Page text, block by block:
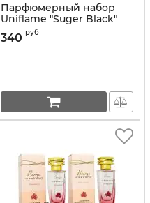
Парфюмерный набор
Uniflame "Suger Black"
2x50 ml
340 руб